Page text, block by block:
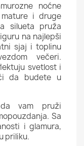
noćne
i druge
silueta pruža
na najlepši
sjaj i toplinu
večeri.
svetlost i
da budete u
vam pruži
Sa
i glamura,
priliku.